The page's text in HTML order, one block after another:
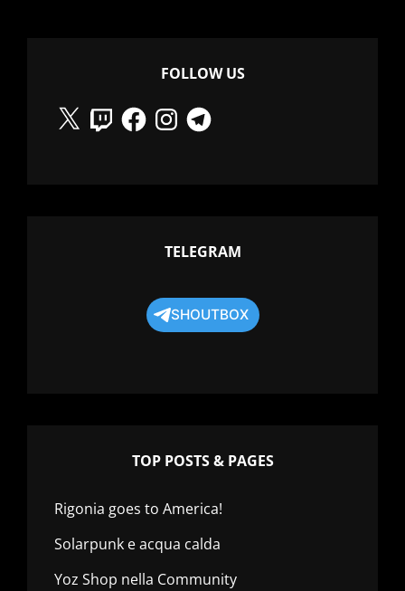
FOLLOW US
X
TwitchFacebookInstagramTelegram
TELEGRAM
SHOUTBOX
TOP POSTS & PAGES
Rigonia goes to America!
Solarpunk e acqua calda
Yoz Shop nella Community